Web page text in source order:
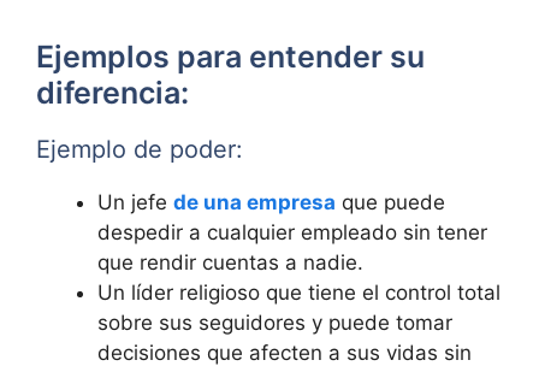
Ejemplos para entender su
diferencia:
Ejemplo de poder:
Un jefe de una empresa que puede
despedir a cualquier empleado sin tener
que rendir cuentas a nadie.
Un líder religioso que tiene el control total
sobre sus seguidores y puede tomar
decisiones que afecten a sus vidas sin